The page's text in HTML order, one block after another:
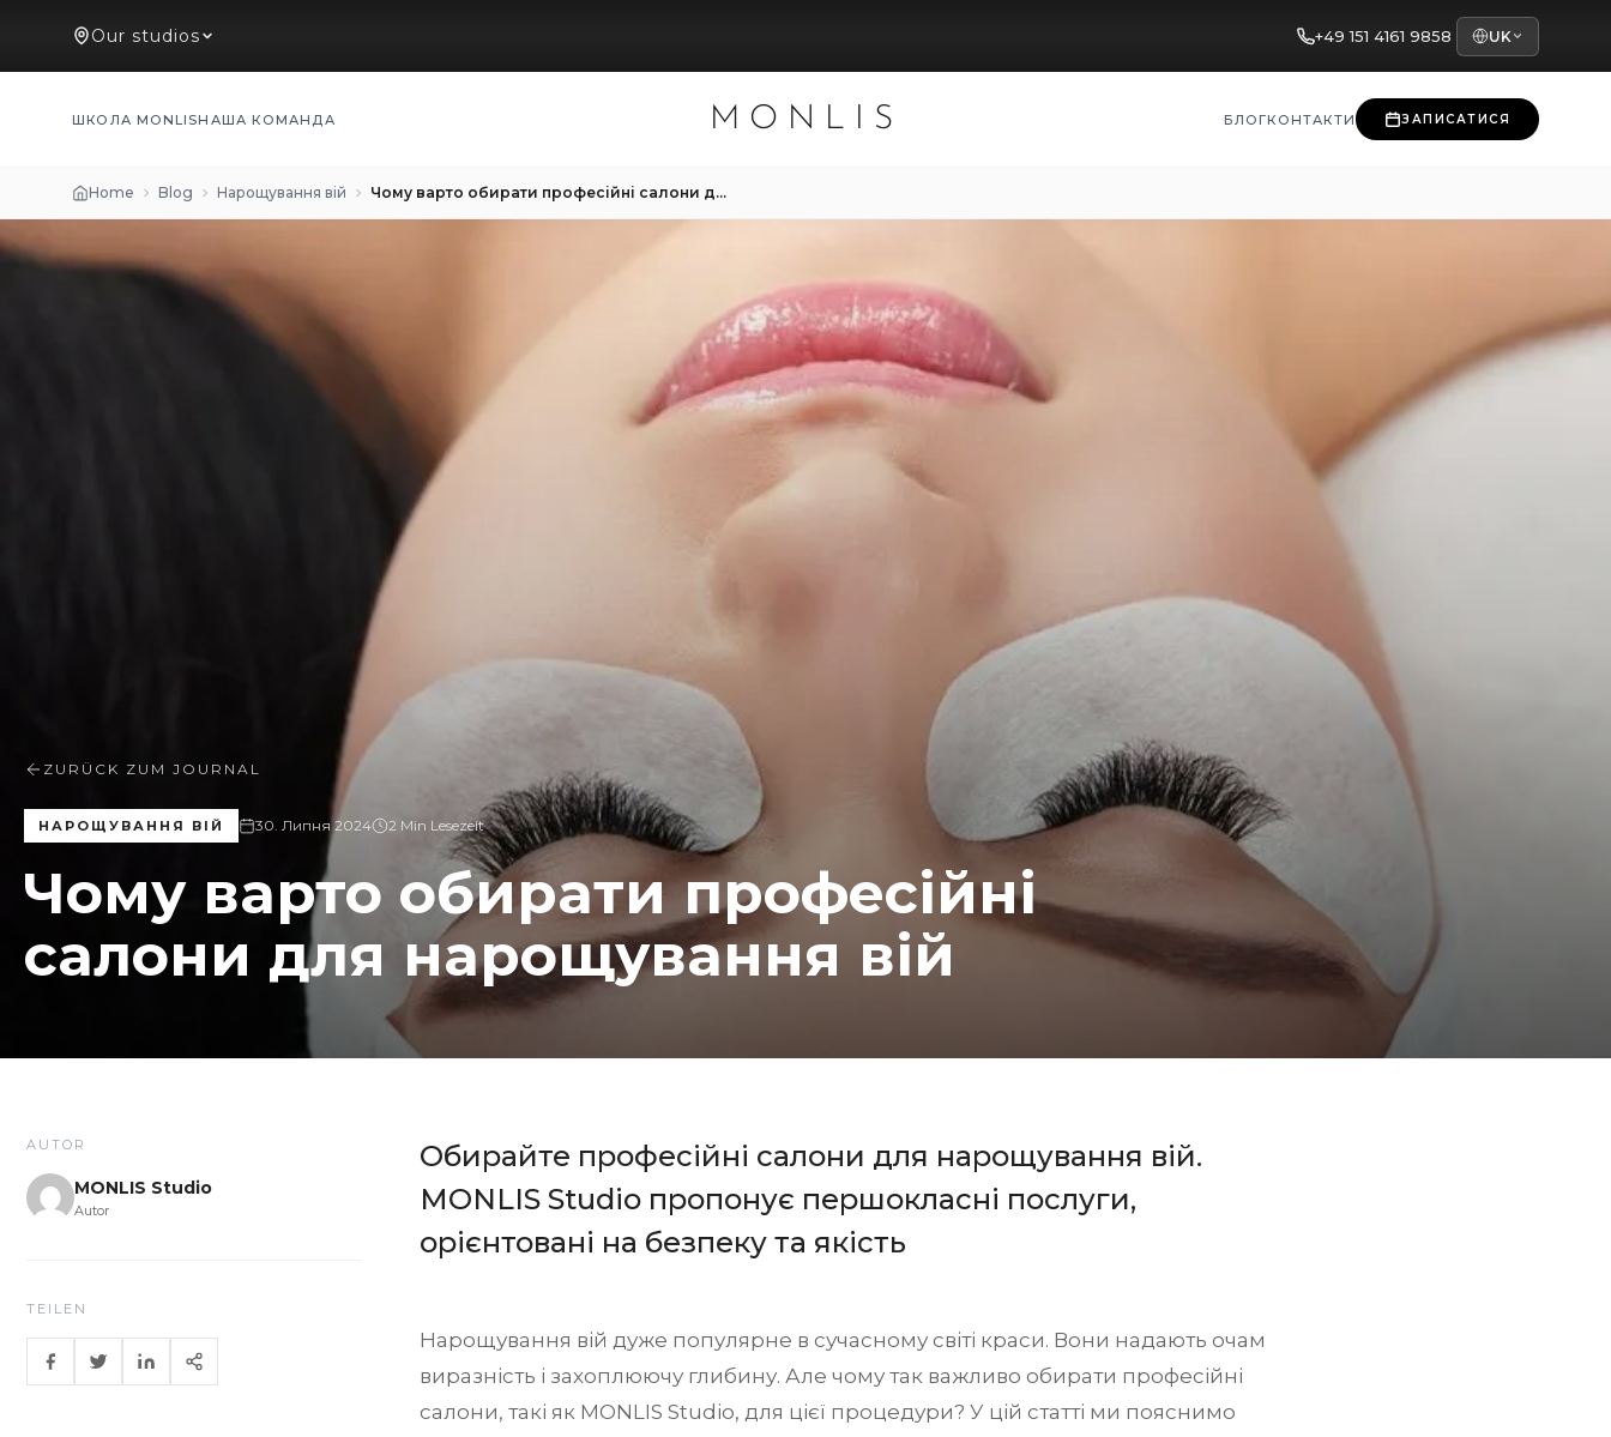
Our studios +49 151 4161 9858 UK
ШКОЛА MONLISНАША КОМАНДА MONLIS БЛОГКОНТАКТИ ЗАПИСАТИСЯ
Home Blog Нарощування вій Чому варто обирати професійні салони для нарощування вій
ZURÜCK ZUM JOURNAL
НАРОЩУВАННЯ ВІЙ 30. Липня 2024 2 Min Lesezeit
Чому варто обирати професійні
салони для нарощування вій
AUTOR
MONLIS Studio
Autor
TEILEN
Обирайте професійні салони для нарощування вій.
MONLIS Studio пропонує першокласні послуги,
орієнтовані на безпеку та якість
Нарощування вій дуже популярне в сучасному світі краси. Вони надають очам
виразність і захоплюючу глибину. Але чому так важливо обирати професійні
салони, такі як MONLIS Studio, для цієї процедури? У цій статті ми пояснимо